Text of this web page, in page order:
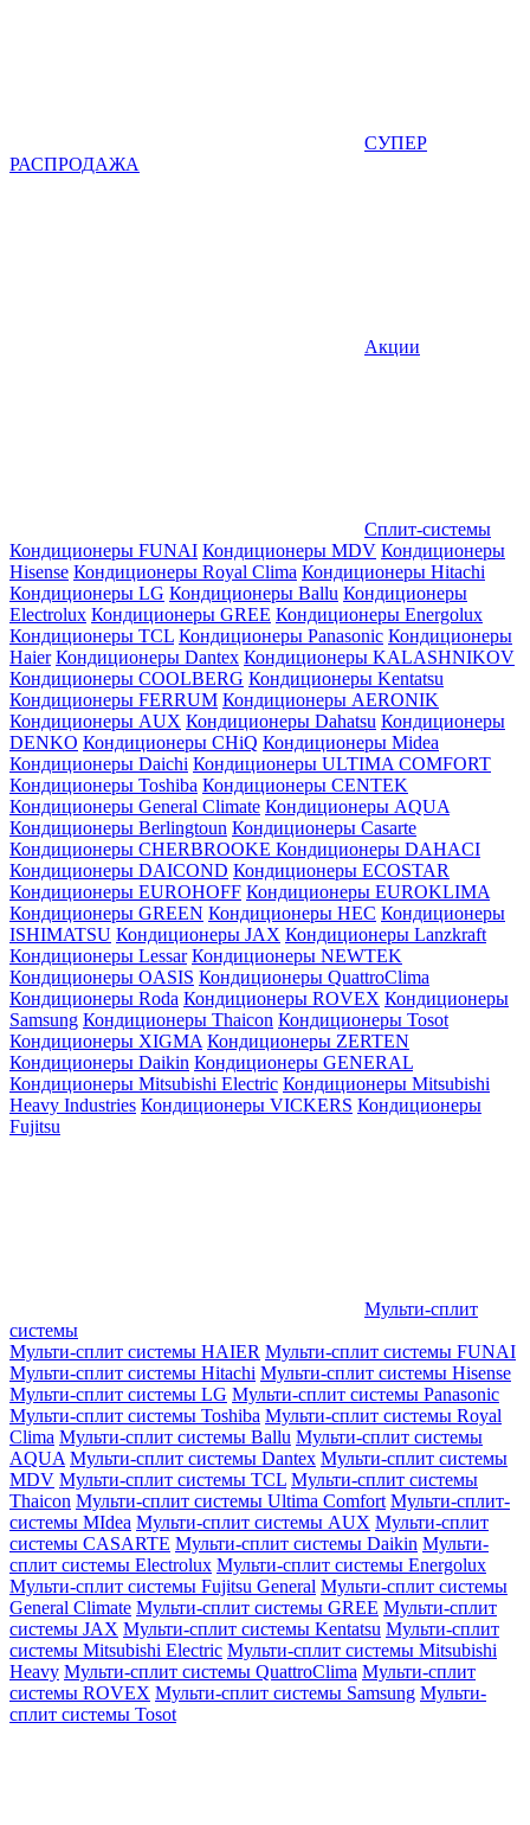
СУПЕР
РАСПРОДАЖА
Акции
Сплит-системы
Кондиционеры FUNAI Кондиционеры MDV Кондиционеры
Hisense Кондиционеры Royal Clima Кондиционеры Hitachi
Кондиционеры LG Кондиционеры Ballu Кондиционеры
Electrolux Кондиционеры GREE Кондиционеры Energolux
Кондиционеры TCL Кондиционеры Panasonic Кондиционеры
Haier Кондиционеры Dantex Кондиционеры KALASHNIKOV
Кондиционеры СOOLBERG Кондиционеры Kentatsu
Кондиционеры FERRUM Кондиционеры AERONIK
Кондиционеры AUX Кондиционеры Dahatsu Кондиционеры
DENKO Кондиционеры CHiQ Кондиционеры Midea
Кондиционеры Daichi Кондиционеры ULTIMA COMFORT
Кондиционеры Toshiba Кондиционеры CENTEK
Кондиционеры General Climate Кондиционеры AQUA
Кондиционеры Berlingtoun Кондиционеры Casarte
Кондиционеры CHERBROOKE Кондиционеры DAHACI
Кондиционеры DAICOND Кондиционеры ECOSTAR
Кондиционеры EUROHOFF Кондиционеры EUROKLIMA
Кондиционеры GREEN Кондиционеры HEC Кондиционеры
ISHIMATSU Кондиционеры JAX Кондиционеры Lanzkraft
Кондиционеры Lessar Кондиционеры NEWTEK
Кондиционеры OASIS Кондиционеры QuattroClima
Кондиционеры Roda Кондиционеры ROVEX Кондиционеры
Samsung Кондиционеры Thaicon Кондиционеры Tosot
Кондиционеры XIGMA Кондиционеры ZERTEN
Кондиционеры Daikin Кондиционеры GENERAL
Кондиционеры Mitsubishi Electric Кондиционеры Mitsubishi
Heavy Industries Кондиционеры VICKERS Кондиционеры
Fujitsu
Мульти-сплит
системы
Мульти-сплит системы HAIER Мульти-сплит системы FUNAI
Мульти-сплит системы Hitachi Мульти-сплит системы Hisense
Мульти-сплит системы LG Мульти-сплит системы Panasonic
Мульти-сплит системы Toshiba Мульти-сплит системы Royal
Clima Мульти-сплит системы Ballu Мульти-сплит системы
AQUA Мульти-сплит системы Dantex Мульти-сплит системы
MDV Мульти-сплит системы TCL Мульти-сплит системы
Thaicon Мульти-сплит системы Ultima Comfort Мульти-сплит-
системы MIdea Мульти-сплит системы AUX Мульти-сплит
системы CASARTE Мульти-сплит системы Daikin Мульти-
сплит системы Electrolux Мульти-сплит системы Energolux
Мульти-сплит системы Fujitsu General Мульти-сплит системы
General Climate Мульти-сплит системы GREE Мульти-сплит
системы JAX Мульти-сплит системы Kentatsu Мульти-сплит
системы Mitsubishi Electric Мульти-сплит системы Mitsubishi
Heavy Мульти-сплит системы QuattroClima Мульти-сплит
системы ROVEX Мульти-сплит системы Samsung Мульти-
сплит системы Tosot